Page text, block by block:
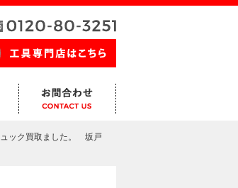
ック買取ました。 坂戸